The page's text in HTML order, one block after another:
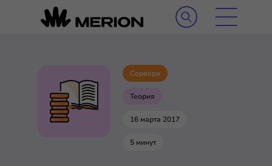
Сервера
Теория
16 марта 2017
5 минут